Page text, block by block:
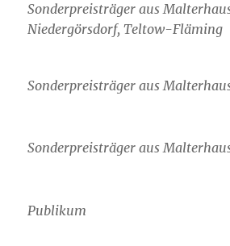
Sonderpreisträger aus
Niedergörsdorf, Teltow-Fläming
Sonderpreisträger aus
Sonderpreisträger aus
Publikum